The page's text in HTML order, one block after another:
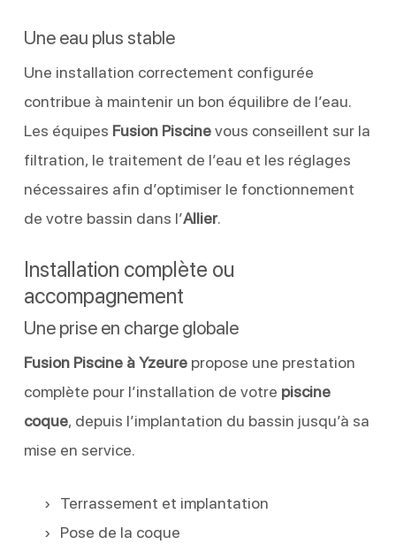
Une eau plus stable
Une installation correctement configurée
contribue à maintenir un bon équilibre de l’eau.
Les équipes Fusion Piscinevous conseillent sur la
filtration, le traitement de l’eau et les réglages
nécessaires afin d’optimiser le fonctionnement
de votre bassin dans l’Allier.
Installation complète ou
accompagnement
Une prise en charge globale
Fusion Piscine à Yzeurepropose une prestation
complète pour l’installation de votre piscine
coque, depuis l’implantation du bassin jusqu’à sa
mise en service.
Terrassement et implantation
Pose de la coque